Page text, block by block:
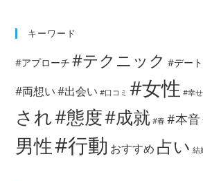
キーワード
#アプローチ #テクニック #デート
#両想い#出会い #口コミ #女性 #幸せ
され#態度#成就 #春 #本音
男性#行動 おすすめ 占い 結